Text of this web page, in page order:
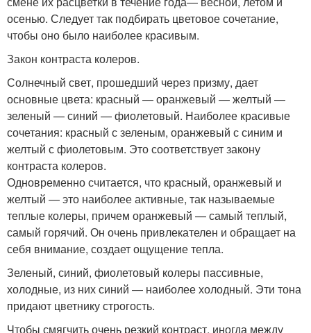
осенью. Следует так подбирать цветовое сочетание,
чтобы оно было наиболее красивым.
Закон контраста колеров.
Солнечный свет, прошедший через призму, дает
основные цвета: красный — оранжевый — желтый —
зеленый — синий — фиолетовый. Наиболее красивые
сочетания: красный с зеленым, оранжевый с синим и
желтый с фиолетовым. Это соответствует закону
контраста колеров.
Одновременно считается, что красный, оранжевый и
желтый — это наиболее активные, так называемые
теплые колеры, причем оранжевый — самый теплый,
самый горячий. Он очень привлекателен и обращает на
себя внимание, создает ощущение тепла.
Зеленый, синий, фиолетовый колеры пассивные,
холодные, из них синий — наиболее холодный. Эти тона
придают цветнику строгость.
Чтобы смягчить очень резкий контраст, иногда между